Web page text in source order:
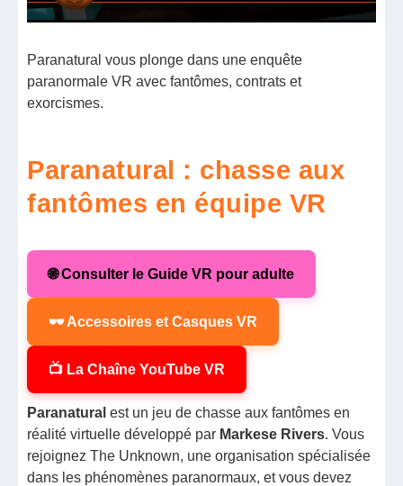
Paranatural vous plonge dans une enquête
paranormale VR avec fantômes, contrats et
exorcismes.
Paranatural : chasse aux
fantômes en équipe VR
🌐 Consulter le Guide VR pour adulte
🕶️ Accessoires et Casques VR
📺 La Chaîne YouTube VR
Paranatural est un jeu de chasse aux fantômes en
réalité virtuelle développé par Markese Rivers. Vous
rejoignez The Unknown, une organisation spécialisée
dans les phénomènes paranormaux, et vous devez